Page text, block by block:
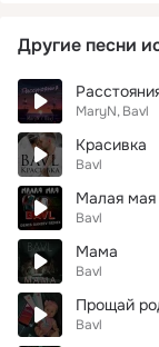
Другие песни
MaryN Bavl
Красивка
Bavl
Малая мая
Bavl
Мама
Bavl
Прощай
Bavl